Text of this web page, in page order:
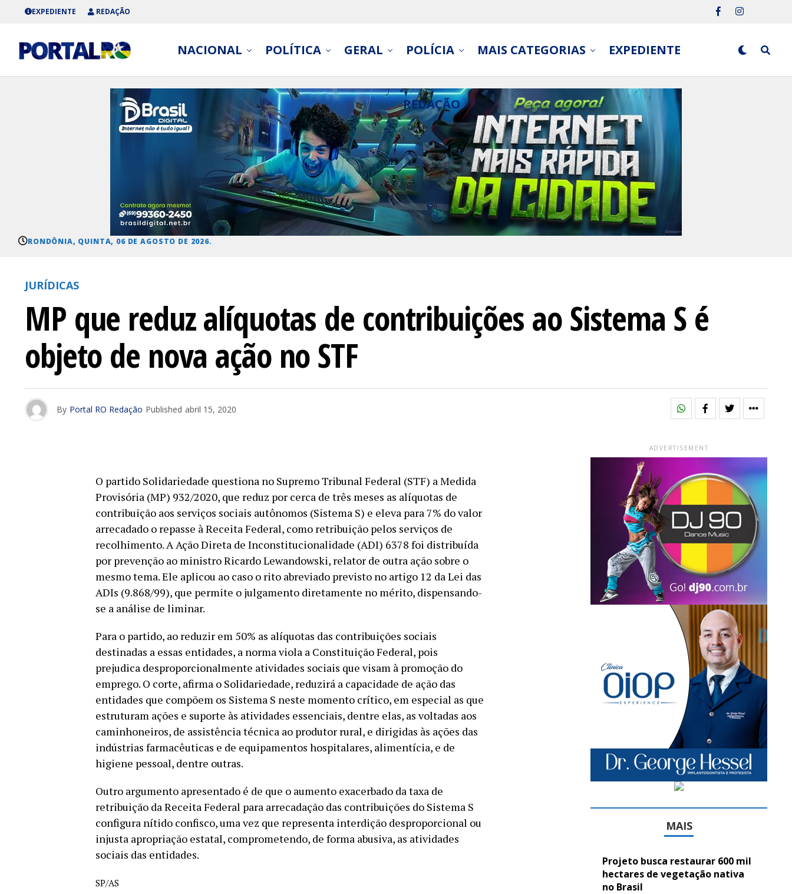
EXPEDIENTE REDAÇÃO
NACIONAL POLÍTICA GERAL POLÍCIA MAIS CATEGORIAS EXPEDIENTE
REDAÇÃO
RONDÔNIA, QUINTA, 06 DE AGOSTO DE 2026.
JURÍDICAS
MP que reduz alíquotas de contribuições ao Sistema S é
objeto de nova ação no STF
By Portal RO Redação Published abril 15, 2020
O partido Solidariedade questiona no Supremo Tribunal Federal (STF) a Medida
Provisória (MP) 932/2020, que reduz por cerca de três meses as alíquotas de
contribuição aos serviços sociais autônomos (Sistema S) e eleva para 7% do valor
arrecadado o repasse à Receita Federal, como retribuição pelos serviços de
recolhimento. A Ação Direta de Inconstitucionalidade (ADI) 6378 foi distribuída
por prevenção ao ministro Ricardo Lewandowski, relator de outra ação sobre o
mesmo tema. Ele aplicou ao caso o rito abreviado previsto no artigo 12 da Lei das
ADIs (9.868/99), que permite o julgamento diretamente no mérito, dispensando-
se a análise de liminar.
Para o partido, ao reduzir em 50% as alíquotas das contribuições sociais
destinadas a essas entidades, a norma viola a Constituição Federal, pois
prejudica desproporcionalmente atividades sociais que visam à promoção do
emprego. O corte, afirma o Solidariedade, reduzirá a capacidade de ação das
entidades que compõem os Sistema S neste momento crítico, em especial as que
estruturam ações e suporte às atividades essenciais, dentre elas, as voltadas aos
caminhoneiros, de assistência técnica ao produtor rural, e dirigidas às ações das
indústrias farmacêuticas e de equipamentos hospitalares, alimentícia, e de
higiene pessoal, dentre outras.
Outro argumento apresentado é de que o aumento exacerbado da taxa de
retribuição da Receita Federal para arrecadação das contribuições do Sistema S
configura nítido confisco, uma vez que representa interdição desproporcional ou
injusta apropriação estatal, comprometendo, de forma abusiva, as atividades
sociais das entidades.
SP/AS
ADVERTISEMENT
MAIS
Projeto busca restaurar 600 mil
hectares de vegetação nativa
no Brasil